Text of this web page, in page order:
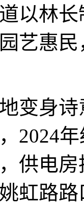
以林
艺惠
变身
2024
供电
虹路